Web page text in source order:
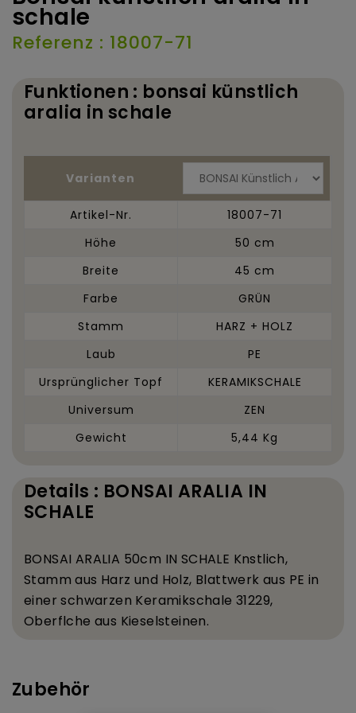
schale
Referenz : 18007-71
Funktionen : bonsai künstlich
aralia in schale
Varianten
Artikel-Nr.
18007-71
Höhe
50 cm
Breite
45 cm
Farbe
GRÜN
Stamm
HARZ + HOLZ
Laub
PE
Ursprünglicher Topf
KERAMIKSCHALE
Universum
ZEN
Gewicht
5,44 Kg
Details : BONSAI ARALIA IN
SCHALE
BONSAI ARALIA 50cm IN SCHALE Knstlich,
Stamm aus Harz und Holz, Blattwerk aus PE in
einer schwarzen Keramikschale 31229,
Oberflche aus Kieselsteinen.
Zubehör